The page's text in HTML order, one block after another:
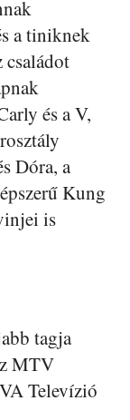
a tiniknek
családot
és a V,
Dóra, a
Kung
is
tagja
MTV
Televízió